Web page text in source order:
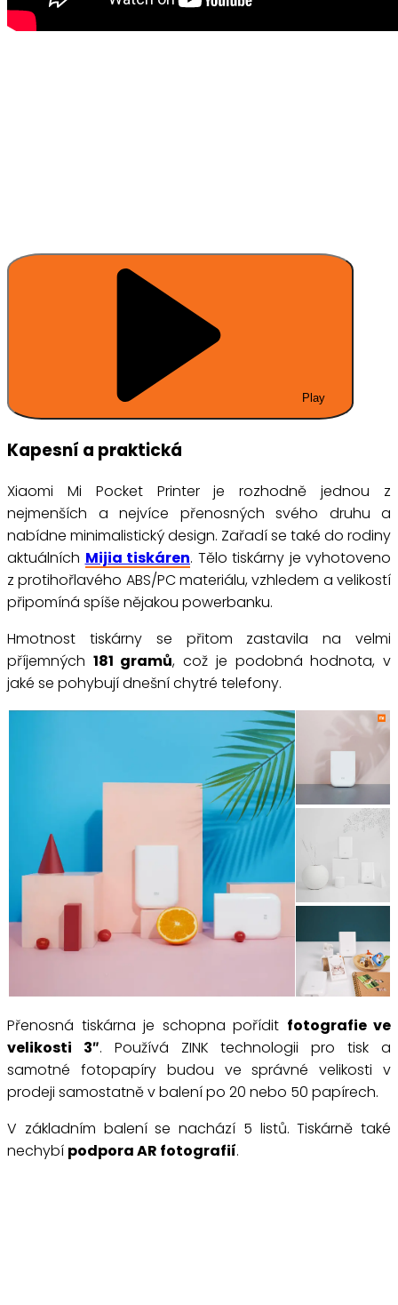
Play
Kapesní a praktická
Xiaomi Mi Pocket Printer je rozhodně jednou z
nejmenších a nejvíce přenosných svého druhu a
nabídne minimalistický design. Zařadí se také do rodiny
aktuálních Mijia tiskáren. Tělo tiskárny je vyhotoveno
z protihořlavého ABS/PC materiálu, vzhledem a velikostí
připomíná spíše nějakou powerbanku.
Hmotnost tiskárny se přitom zastavila na velmi
příjemných 181 gramů, což je podobná hodnota, v
jaké se pohybují dnešní chytré telefony.
Přenosná tiskárna je schopna pořídit fotografie ve
velikosti 3″. Používá ZINK technologii pro tisk a
samotné fotopapíry budou ve správné velikosti v
prodeji samostatně v balení po 20 nebo 50 papírech.
V základním balení se nachází 5 listů. Tiskárně také
nechybí podpora AR fotografií.